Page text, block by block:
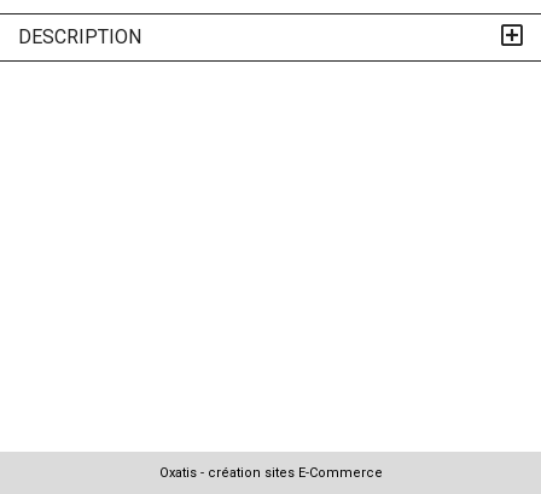
DESCRIPTION
Oxatis - création sites E-Commerce